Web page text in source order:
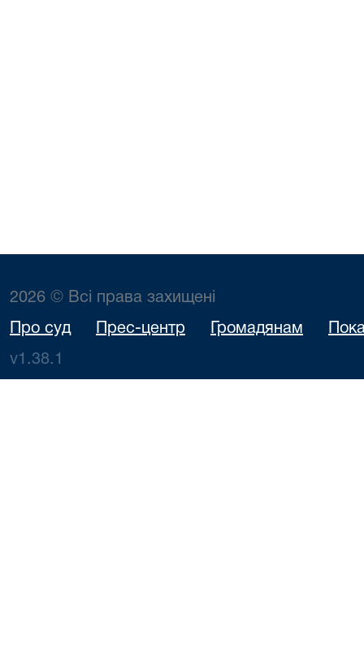
2026 © Всі права захищені
Про суд Прес-центр Громадянам
v1.38.1